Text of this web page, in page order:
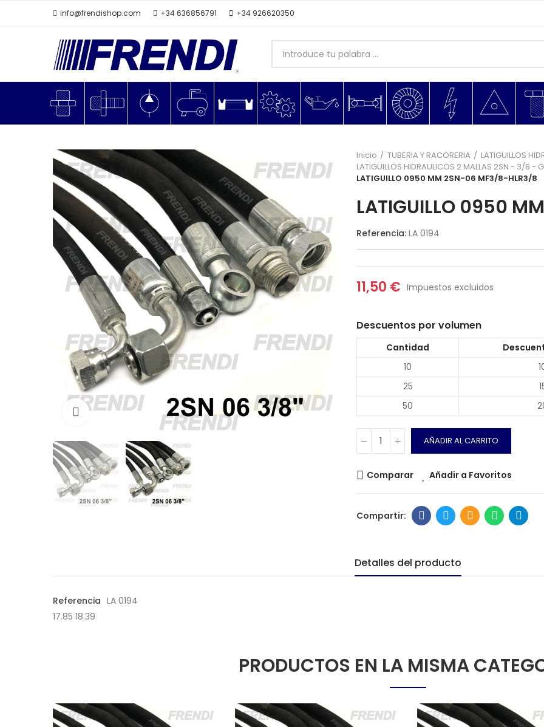
info@frendishop.com +34 636856791 +34 926620350
Click para agrandar
Inicio TUBERIA Y RACORERIA
LATIGUILLOS
LATIGUILLOS HIDRAULICOS 2 MALLAS 2SN - 3/8 -
LATIGUILLO 0950 MM 2SN-06 MF3/8-HLR3/8
LATIGUILLO 0950
Referencia: LA 0194
11,50 € Impuestos excluidos
Descuentos por volumen
Cantidad
10
25
50
AÑADIR AL CARRITO
Comparar Añadir a Favoritos
Detalles del producto
Referencia LA 0194
17.85 18.39
PRODUCTOS EN LA MISMA